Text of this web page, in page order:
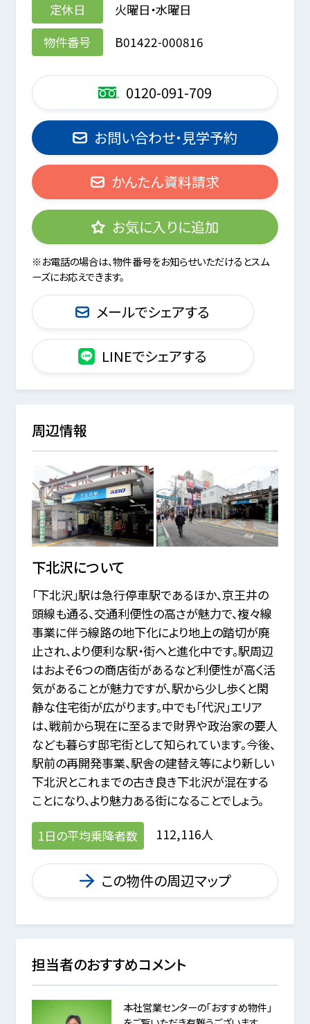
定休日
火曜日・水曜日
物件番号
B01422-000816
0120-091-709
お問い合わせ・見学予約
かんたん資料請求
お気に入りに追加
※お電話の場合は、物件番号をお知らせいただけるとスム
ーズにお応えできます。
メールでシェアする
LINEでシェアする
周辺情報
下北沢について
「下北沢」駅は急行停車駅であるほか、京王井の
頭線も通る、交通利便性の高さが魅力で、複々線
事業に伴う線路の地下化により地上の踏切が廃
止され、より便利な駅・街へと進化中です。駅周辺
はおよそ6つの商店街があるなど利便性が高く活
気があることが魅力ですが、駅から少し歩くと閑
静な住宅街が広がります。中でも「代沢」エリア
は、戦前から現在に至るまで財界や政治家の要人
なども暮らす邸宅街として知られています。今後、
駅前の再開発事業、駅舎の建替え等により新しい
下北沢とこれまでの古き良き下北沢が混在する
ことになり、より魅力ある街になることでしょう。
1日の平均乗降者数 112,116人
この物件の周辺マップ
担当者のおすすめコメント
本社営業センターの「おすすめ物件」